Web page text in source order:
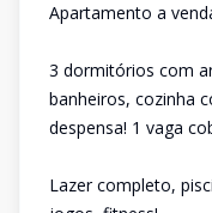
Apartamento a
3 dormitórios com
banheiros, cozinha
despensa! 1 vaga
Lazer completo,